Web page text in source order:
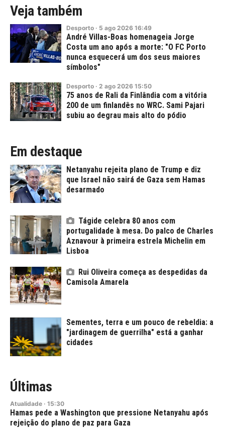
Veja também
Desporto · 5 ago 2026 16:49
André Villas-Boas homenageia Jorge
Costa um ano após a morte: "O FC Porto
nunca esquecerá um dos seus maiores
símbolos"
Desporto · 2 ago 2026 15:50
75 anos de Rali da Finlândia com a vitória
200 de um finlandês no WRC. Sami Pajari
subiu ao degrau mais alto do pódio
Em destaque
Netanyahu rejeita plano de Trump e diz
que Israel não sairá de Gaza sem Hamas
desarmado
Tágide celebra 80 anos com
portugalidade à mesa. Do palco de Charles
Aznavour à primeira estrela Michelin em
Lisboa
Rui Oliveira começa as despedidas da
Camisola Amarela
Sementes, terra e um pouco de rebeldia: a
"jardinagem de guerrilha" está a ganhar
cidades
Últimas
Atualidade · 15:30
Hamas pede a Washington que pressione Netanyahu após
rejeição do plano de paz para Gaza